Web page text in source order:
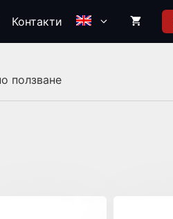
Контакти
ползване